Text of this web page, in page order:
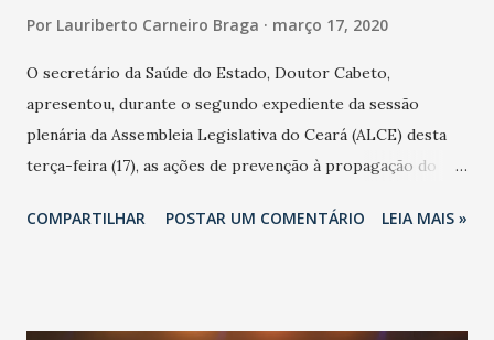
Por Lauriberto Carneiro Braga março 17, 2020
O secretário da Saúde do Estado, Doutor Cabeto,
apresentou, durante o segundo expediente da sessão
plenária da Assembleia Legislativa do Ceará (ALCE) desta
terça-feira (17), as ações de prevenção à propagação do
adotadas pelo Governo do Estado na contenção da
COMPARTILHAR POSTAR UM COMENTÁRIO LEIA MAIS »